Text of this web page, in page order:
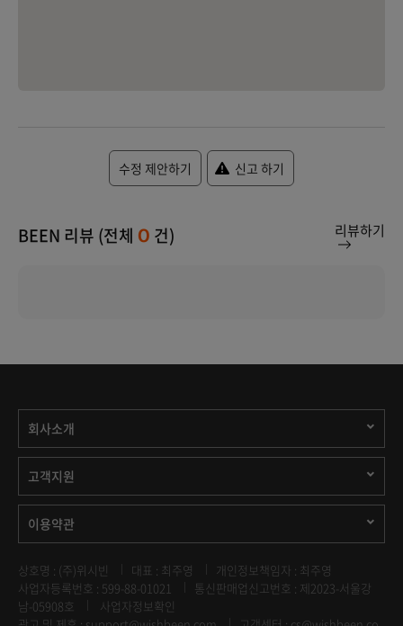
수정 제안하기 신고 하기
BEEN 리뷰 (전체 0 건) 리뷰하기
회사소개
고객지원
이용약관
상호명 : (주)위시빈 대표 : 최주영
개인정보책임자 : 최주영
사업자등록번호 : 599-88-01021
통신판매업신고번호 : 제2023-서울강
남-05908호
사업자정보확인